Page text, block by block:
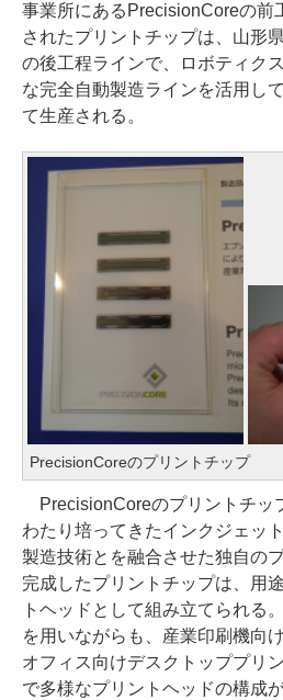
事業所にあるPrecisionCoreの前
されたプリントチップは、山形
の後工程ラインで、ロボティク
な完全自動製造ラインを活用し
て生産される。
PrecisionCoreのプリントチップ
PrecisionCoreのプリントチッ
わたり培ってきたインクジェッ
製造技術とを融合させた独自の
完成したプリントチップは、用
トヘッドとして組み立てられる
を用いながらも、産業印刷機向
オフィス向けデスクトッププリ
で多様なプリントヘッドの構成が